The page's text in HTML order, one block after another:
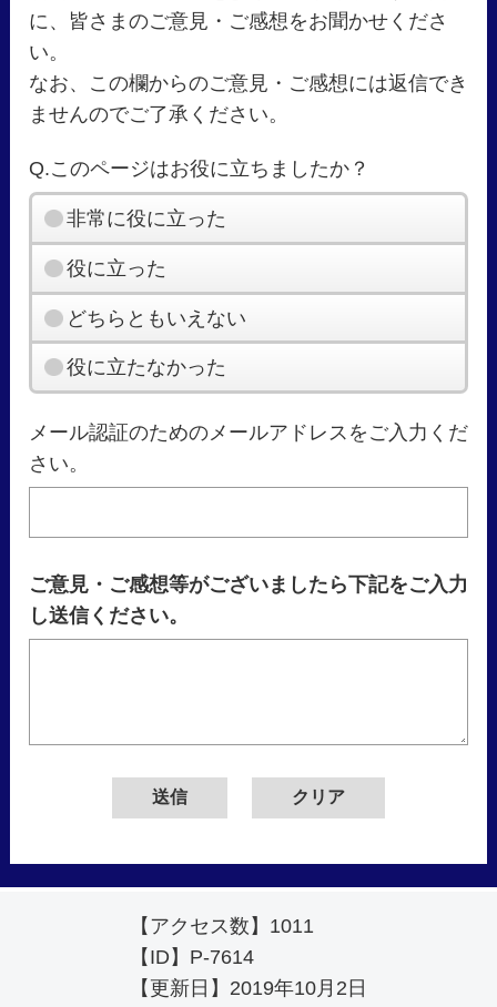
に、皆さまのご意見・ご感想をお聞かせくださ
い。
なお、この欄からのご意見・ご感想には返信でき
ませんのでご了承ください。
Q.このページはお役に立ちましたか？
非常に役に立った
役に立った
どちらともいえない
役に立たなかった
メール認証のためのメールアドレスをご入力くだ
さい。
ご意見・ご感想等がございましたら下記をご入力
し送信ください。
【アクセス数】 1011
【ID】 P-7614
【更新日】 2019年10月2日